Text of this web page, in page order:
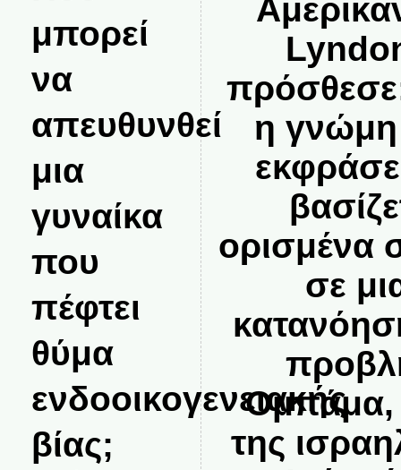
μπορεί
να
απευθυνθεί
μια
γυναίκα
που
πέφτει
θύμα
ενδοοικογενειακής
βίας;
πρόσθεσε:
η
ορισμένα
σε
Ομπάμα,
της